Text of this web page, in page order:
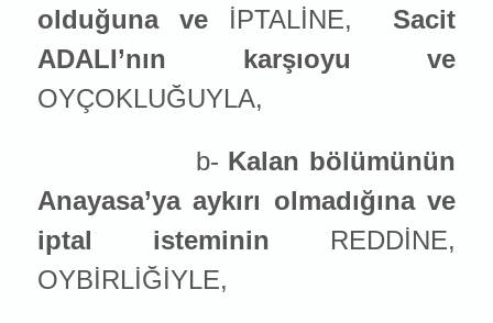
olduğuna ve İPTALİNE,
Sacit
ADALI’nın karşıoyu ve
OYÇOKLUĞUYLA,
b- Kalan bölümünün
Anayasa’ya aykırı olmadığına ve
iptal isteminin REDDİNE,
OYBİRLİĞİYLE,